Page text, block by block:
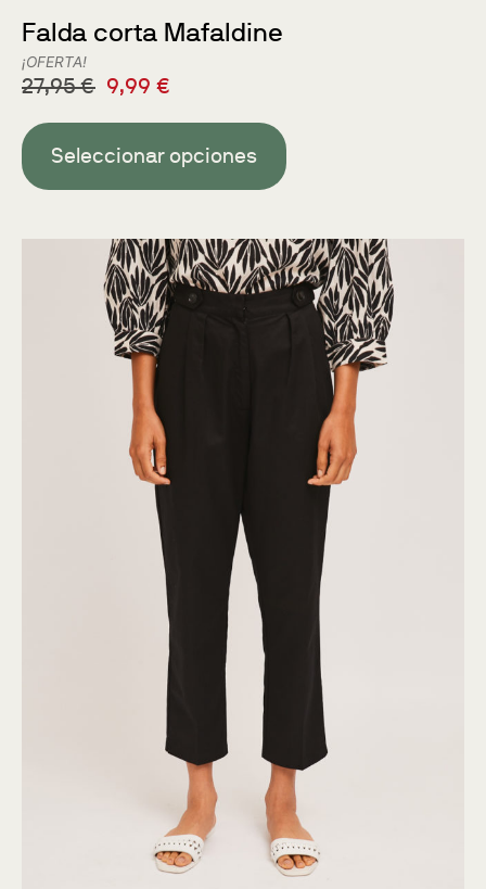
¡OFERTA!
Falda corta Mafaldine
27,95€ 9,99 €
Seleccionar opciones